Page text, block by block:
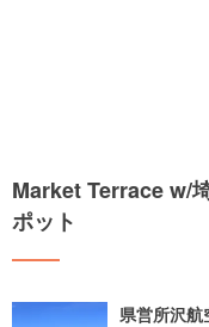
Market Terrace w/
ポット
県営所沢